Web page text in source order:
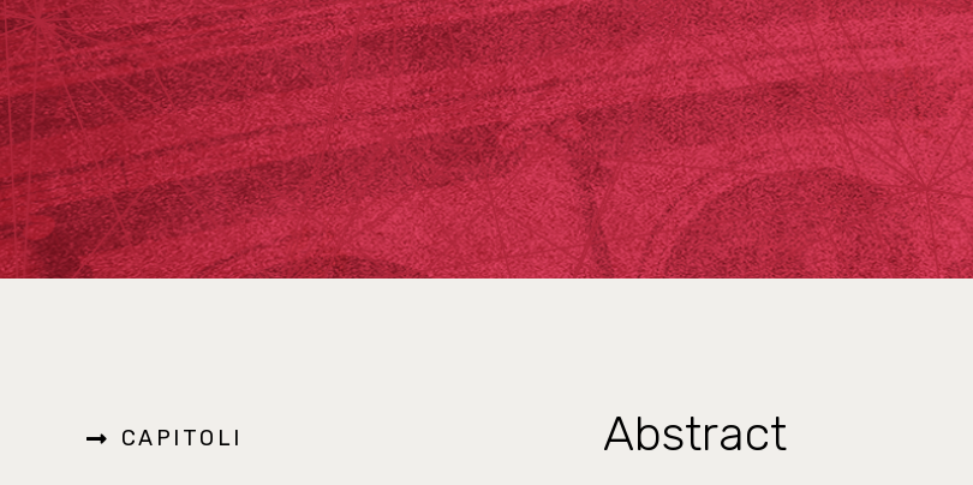
CAPITOLI Abstract